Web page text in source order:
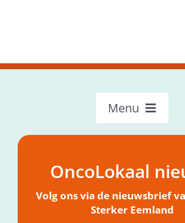
Menu
OncoLokaal – Home
Mijn hulpvraagOncoLokaal
Volg ons via de nieuwsbrief
Sterker Eemland